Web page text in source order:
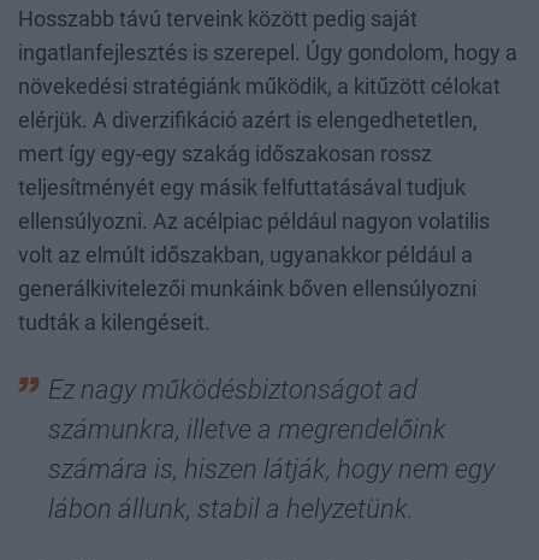
Hosszabb távú terveink között pedig saját
ingatlanfejlesztés is szerepel. Úgy gondolom, hogy a
növekedési stratégiánk működik, a kitűzött célokat
elérjük. A diverzifikáció azért is elengedhetetlen,
mert így egy-egy szakág időszakosan rossz
teljesítményét egy másik felfuttatásával tudjuk
ellensúlyozni. Az acélpiac például nagyon volatilis
volt az elmúlt időszakban, ugyanakkor például a
generálkivitelezői munkáink bőven ellensúlyozni
tudták a kilengéseit.
Ez nagy működésbiztonságot ad
számunkra, illetve a megrendelőink
számára is, hiszen látják, hogy nem egy
lábon állunk, stabil a helyzetünk.